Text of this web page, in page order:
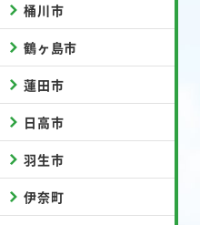
桶川市
鶴ヶ島市
蓮田市
日高市
羽生市
伊奈町